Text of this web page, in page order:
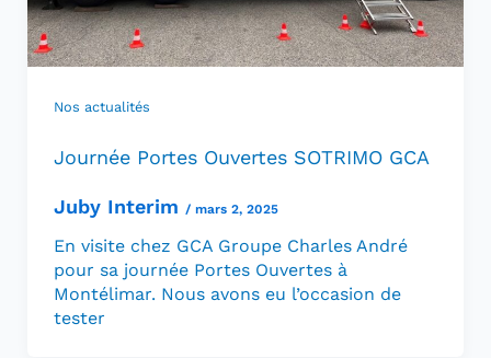
Nos actualités
Journée Portes Ouvertes SOTRIMO GCA
Juby Interim / mars 2, 2025
En visite chez GCA Groupe Charles André
pour sa journée Portes Ouvertes à
Montélimar. Nous avons eu l’occasion de
tester